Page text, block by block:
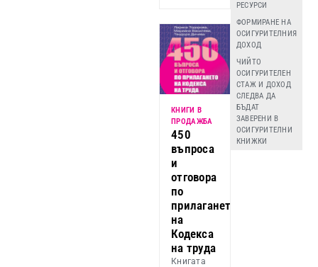
КНИГИ В
ПРОДАЖБА
450
въпроса
и
отговора
по
прилагането
на
Кодекса
на труда
Книгата
РЕСУРСИ
ФОРМИРАНЕ НА
ОСИГУРИТЕЛНИЯ
ДОХОД
ЧИЙТО
ОСИГУРИТЕЛЕН
СТАЖ И ДОХОД
СЛЕДВА ДА
БЪДАТ
ЗАВЕРЕНИ В
ОСИГУРИТЕЛНИ
КНИЖКИ